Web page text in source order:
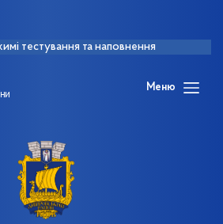
тестування та наповнення
Меню